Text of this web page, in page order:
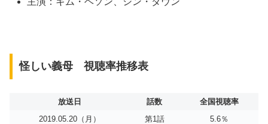
怪しい義母 視聴率推移表
放送日 話数
全国視聴率
2019.05.20（月）
第1話
5.6％